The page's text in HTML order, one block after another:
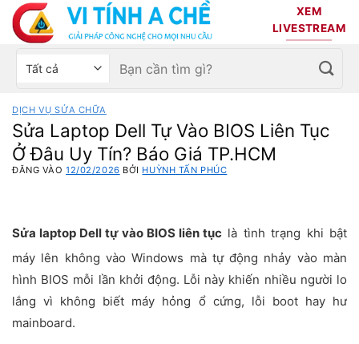
Bỏ
qua
nội
dung
XEM
LIVESTREAM
Chọn
sản
phẩm
Tìm
kiếm:
DỊCH VỤ SỬA CHỮA
Sửa Laptop Dell Tự Vào BIOS Liên Tục
Ở Đâu Uy Tín? Báo Giá TP.HCM
ĐĂNG VÀO12/02/2026 BỞI HUỲNH TẤN PHÚC
Sửa laptop Dell tự vào BIOS liên tục là tình trạng khi bật
máy lên không vào Windows mà tự động nhảy vào màn
hình BIOS mỗi lần khởi động. Lỗi này khiến nhiều người lo
lắng vì không biết máy hỏng ổ cứng, lỗi boot hay hư
mainboard.